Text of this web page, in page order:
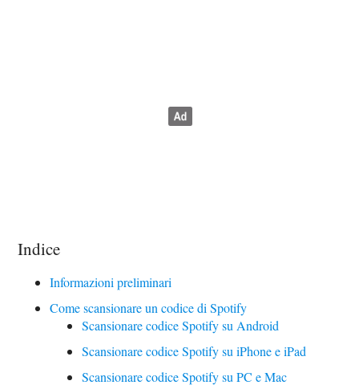
Indice
Informazioni preliminari
Come scansionare un codice di Spotify
Scansionare codice Spotify su Android
Scansionare codice Spotify su iPhone e iPad
Scansionare codice Spotify su PC e Mac